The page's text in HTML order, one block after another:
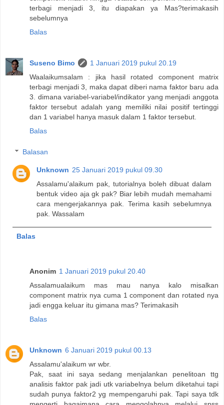
terbagi menjadi 3, itu diapakan ya Mas?terimakasih
sebelumnya
Balas
Suseno Bimo
1 Januari 2019 pukul 20.19
Waalaikumsalam : jika hasil rotated component matrix
terbagi menjadi 3, maka dapat diberi nama faktor baru ada
3. dimana variabel-variabel/indikator yang menjadi anggota
faktor tersebut adalah yang memiliki nilai positif tertinggi
dan 1 variabel hanya masuk dalam 1 faktor tersebut.
Balas
Balasan
Unknown 25 Januari 2019 pukul 09.30
Assalamu'alaikum pak, tutorialnya boleh dibuat dalam
bentuk video aja gk pak? Biar lebih mudah memahami
cara mengerjakannya pak. Terima kasih sebelumnya
pak. Wassalam
Balas
Anonim 1 Januari 2019 pukul 20.40
Assalamualaikum mas mau nanya kalo misalkan
component matrix nya cuma 1 component dan rotated nya
jadi engga keluar itu gimana mas? Terimakasih
Balas
Unknown 6 Januari 2019 pukul 00.13
Assalamu'alaikum wr wbr.
Pak, saat ini saya sedang menjalankan penelitoan ttg
analisis faktor pak jadi utk variabelnya belum diketahui tapi
sudah punya faktor2 yg mempengaruhi pak. Tapi saya tdk